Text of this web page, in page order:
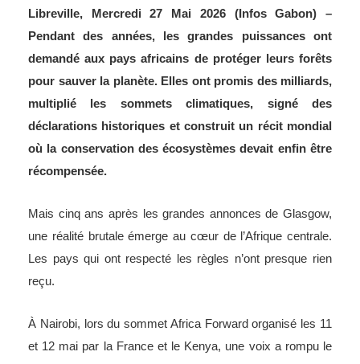
Libreville, Mercredi 27 Mai 2026 (Infos Gabon) –
Pendant des années, les grandes puissances ont
demandé aux pays africains de protéger leurs forêts
pour sauver la planète. Elles ont promis des milliards,
multiplié les sommets climatiques, signé des
déclarations historiques et construit un récit mondial
où la conservation des écosystèmes devait enfin être
récompensée.
Mais cinq ans après les grandes annonces de Glasgow,
une réalité brutale émerge au cœur de l’Afrique centrale.
Les pays qui ont respecté les règles n’ont presque rien
reçu.
À Nairobi, lors du sommet Africa Forward organisé les 11
et 12 mai par la France et le Kenya, une voix a rompu le